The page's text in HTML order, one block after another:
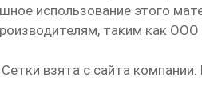
использование этого
таким как ООО
взята с сайта компании: